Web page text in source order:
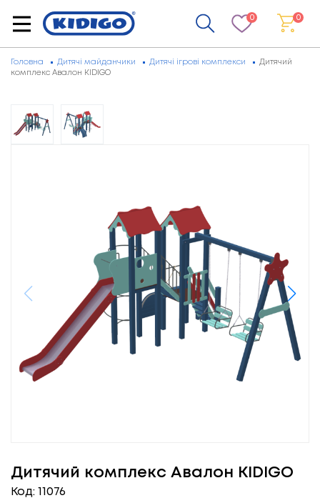
0 0
Головна Дитячі майданчики Дитячі ігрові комплекси
Дитячий
комплекс Авалон KIDIGO
Дитячий комплекс Авалон KIDIGO
Код: 11076